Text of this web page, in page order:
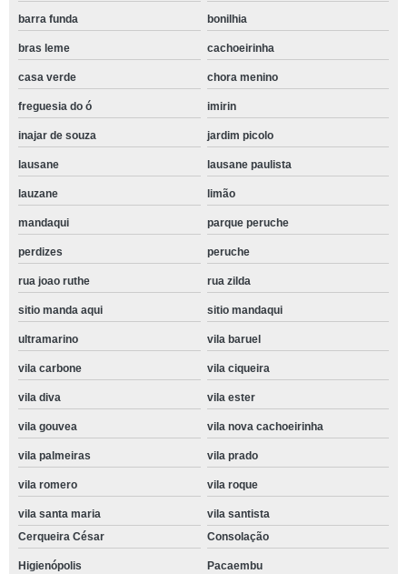
barra funda bonilhia
bras leme cachoeirinha
casa verde chora menino
freguesia do ó imirin
inajar de souza jardim picolo
lausane lausane paulista
lauzane limão
mandaqui parque peruche
perdizes peruche
rua joao ruthe rua zilda
sitio manda aqui sitio mandaqui
ultramarino vila baruel
vila carbone vila ciqueira
vila diva vila ester
vila gouvea vila nova cachoeirinha
vila palmeiras vila prado
vila romero vila roque
vila santa maria
vila santista
Cerqueira César
Consolação
Higienópolis Pacaembu